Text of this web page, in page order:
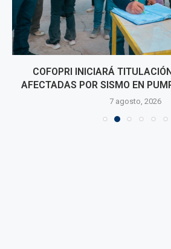
COFOPRI INICIARÁ
AFECTADAS POR SISMO EN
7 agosto, 2026